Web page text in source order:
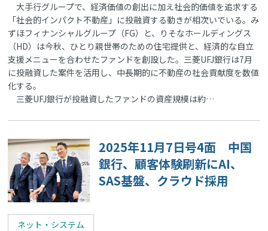
大手行グループで、経済価値の創出に加え社会的価値を追求する
「社会的インパクト不動産」に投融資する動きが相次いでいる。み
ずほフィナンシャルグループ（FG）と、りそなホールディングス
（HD）は今秋、ひとり親世帯のための住宅提供と、経済的な自立
支援メニューを合わせたファンドを創設した。三菱UFJ銀行は7月
に投融資した案件を活用し、中長期的に不動産の社会貢献度を数値
化する。
三菱UFJ銀行が投融資したファンドの資産規模は約…
2025年11月7日号4面 中国
銀行、顧客体験刷新にAI、
SAS基盤、クラウド採用
ネット・システム